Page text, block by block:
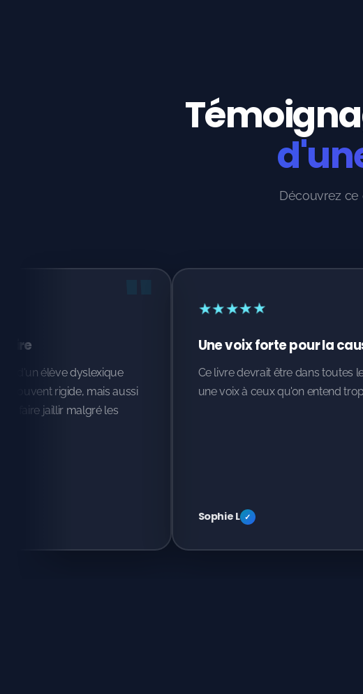
Découvrez
d'un élève dyslexique
souvent rigide, mais aussi
faire jaillir malgré les
★★★★★
Une voix forte pour la
Ce livre devrait être dans toutes
une voix à ceux qu'on entend
Sophie L ✓